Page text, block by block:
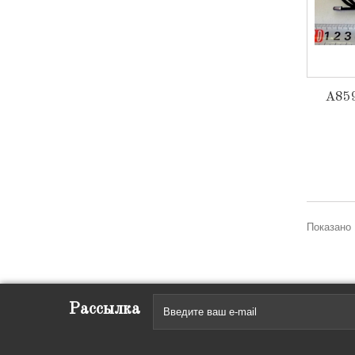
Рассылка